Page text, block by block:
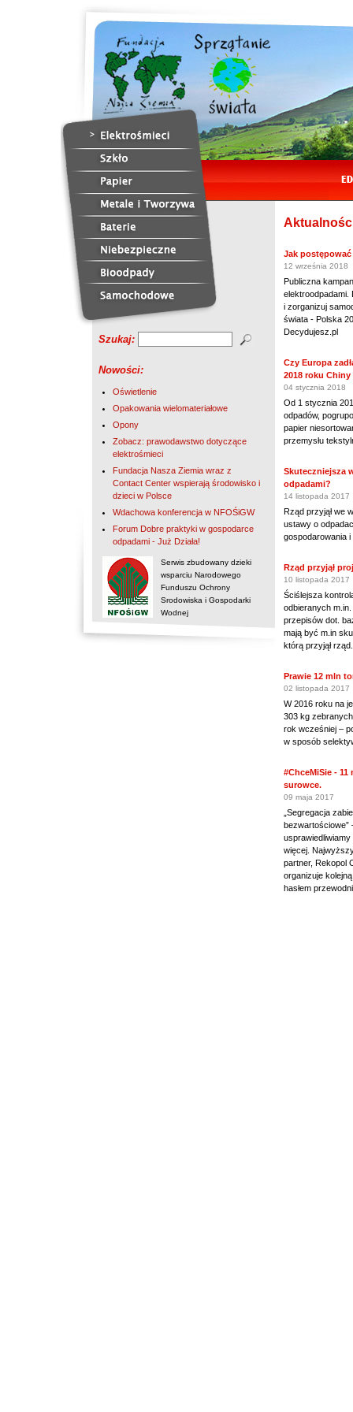
Szukaj:
Nowości:
Oświetlenie
Opakowania wielomateriałowe
Opony
Zobacz: prawodawstwo dotyczące
elektrośmieci
Fundacja Nasza Ziemia wraz z
Contact Center wspierają środowisko i
dzieci w Polsce
Wdachowa konferencja w NFOŚiGW
Forum Dobre praktyki w gospodarce
odpadami - Już Działa!
Serwis zbudowany dzieki
wsparciu Narodowego
Funduszu Ochrony
Srodowiska i Gospodarki
Wodnej
Jak
12 września 2018
Publiczna
elektroodpadami.
i zorganizuj
świata - Polska
Decydujesz.pl
Czy Europa
2018 roku
04 stycznia 2018
Od 1 stycznia
odpadów,
papier
przemysłu
Skuteczniejsza
odpadami?
14 listopada 2017
Rząd przyjął we
ustawy o
gospodarowania i
Rząd przyjął
10 listopada 2017
Ściślejsza
odbieranych
przepisów dot.
mają być m.in
którą przyjął rząd.
Prawie 12 mln
02 listopada 2017
W 2016 roku na
303 kg
rok wcześniej –
w sposób
#ChceMiSie - 11
surowce.
09 maja 2017
„Segregacja
bezwartościowe”
więcej.
partner, Rekopol
organizuje
hasłem